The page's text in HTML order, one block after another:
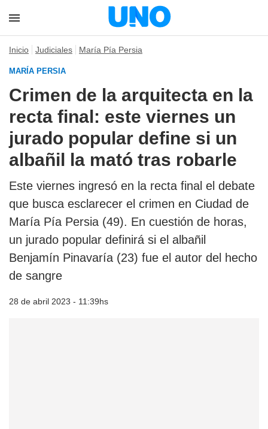
Inicio Judiciales María Pía Persia
MARÍA PERSIA
Crimen de la arquitecta en la
recta final: este viernes un
jurado popular define si un
albañil la mató tras robarle
Este viernes ingresó en la recta final el debate
que busca esclarecer el crimen en Ciudad de
María Pía Persia (49). En cuestión de horas,
un jurado popular definirá si el albañil
Benjamín Pinavaría (23) fue el autor del hecho
de sangre
28 de abril 2023 - 11:39hs